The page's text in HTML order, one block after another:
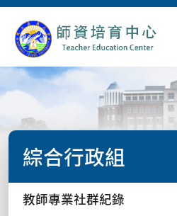
綜合行政組
教師專業社群紀錄